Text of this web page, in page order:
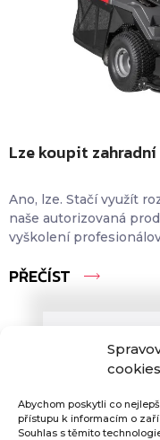
cookies
Abychom poskytli co
přístupu k informacím o
Souhlas s těmito
Lze koupit
Ano, lze. Stačí využít
naše autorizovaná
vyškolení
PŘEČÍST